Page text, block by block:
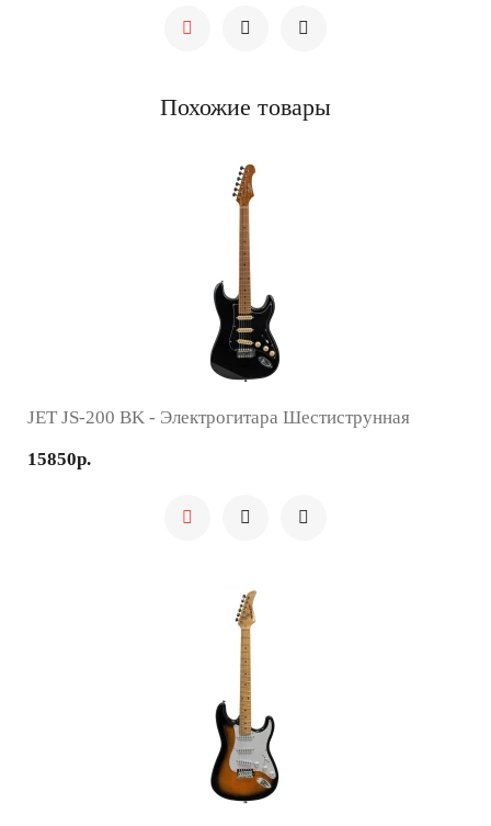
Похожие товары
JET JS-200 BK - Электрогитара Шестиструнная
15850р.